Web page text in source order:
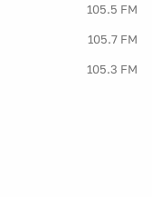
105.5 FM
105.7 FM
105.3 FM